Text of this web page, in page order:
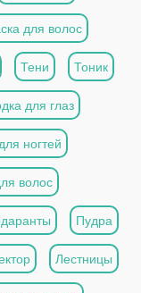
для волос
Тени Тоник
для глаз
ногтей
волос
Пудра
Лестницы